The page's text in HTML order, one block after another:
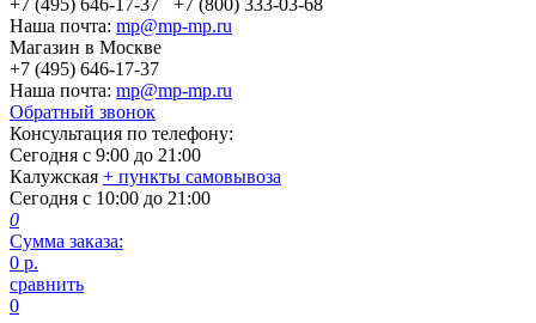
+7 (495) 646-17-37
+7 (800) 333-03-68
Наша почта: mp@mp-mp.ru
Магазин в Москве
+7 (495) 646-17-37
Наша почта: mp@mp-mp.ru
Обратный звонок
Консультация по телефону:
Сегодня с 9:00 до 21:00
Калужская + пункты самовывоза
Сегодня с 10:00 до 21:00
0
Сумма заказа:
0 р.
сравнить
0